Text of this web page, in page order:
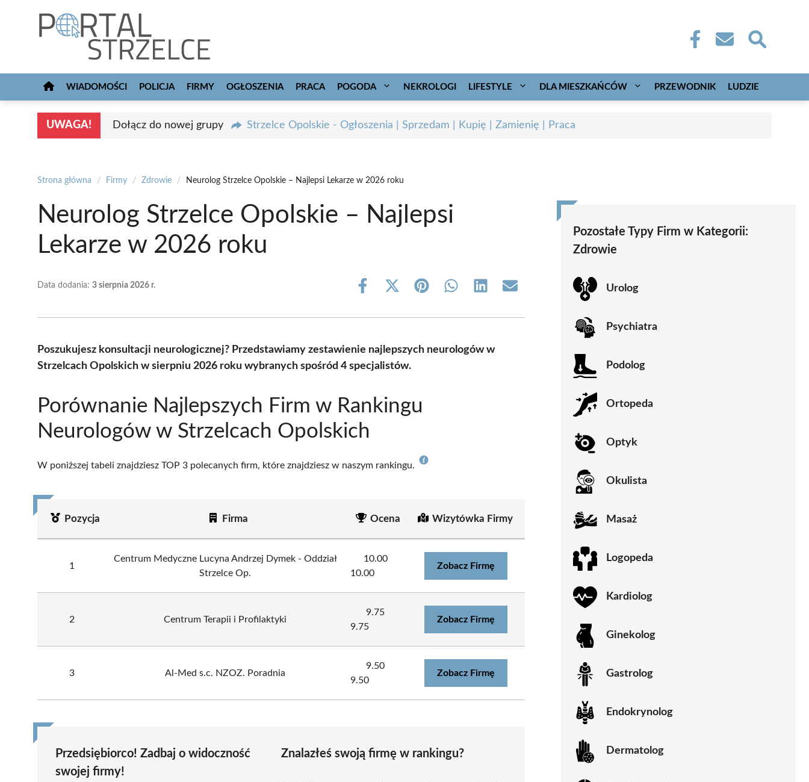
WIADOMOŚCI POLICJA FIRMY OGŁOSZENIA PRACA POGODA NEKROLOGI LIFESTYLE DLA MIESZKAŃCÓW PRZEWODNIK LUDZIE
UWAGA! Dołącz do nowej grupy Strzelce Opolskie - Ogłoszenia | Sprzedam | Kupię | Zamienię | Praca
Strona główna / Firmy / Zdrowie / Neurolog Strzelce Opolskie – Najlepsi Lekarze w 2026 roku
Neurolog Strzelce Opolskie – Najlepsi
Lekarze w 2026 roku
Data dodania: 3 sierpnia 2026 r.
Share
Share
(Twitter)
Share Share Share Share
Poszukujesz konsultacji neurologicznej? Przedstawiamy zestawienie najlepszych neurologów w
Strzelcach Opolskich w sierpniu 2026 roku wybranych spośród 4 specjalistów.
Porównanie Najlepszych Firm w Rankingu
Neurologów w Strzelcach Opolskich
W poniższej tabeli znajdziesz TOP 3 polecanych firm, które znajdziesz w naszym rankingu.
Pozycja Firma Ocena Wizytówka Firmy
1
Centrum Medyczne Lucyna Andrzej Dymek - Oddział
Strzelce Op.
10.00
10.00
Zobacz Firmę
2 Centrum Terapii i Profilaktyki
9.75
9.75
Zobacz Firmę
3 Al-Med s.c. NZOZ. Poradnia
9.50
9.50
Zobacz Firmę
Przedsiębiorco! Zadbaj o widoczność
swojej firmy!
Znalazłeś swoją firmę w rankingu?
Pozostałe Typy Firm w Kategorii:
Zdrowie
Urolog
Psychiatra
Podolog
Ortopeda
Optyk
Okulista
Masaż
Logopeda
Kardiolog
Ginekolog
Gastrolog
Endokrynolog
Dermatolog